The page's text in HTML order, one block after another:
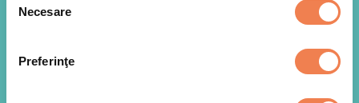
consimțământului
Necesare
Preferinţe